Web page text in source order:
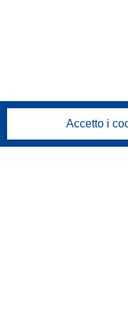
Accetto i